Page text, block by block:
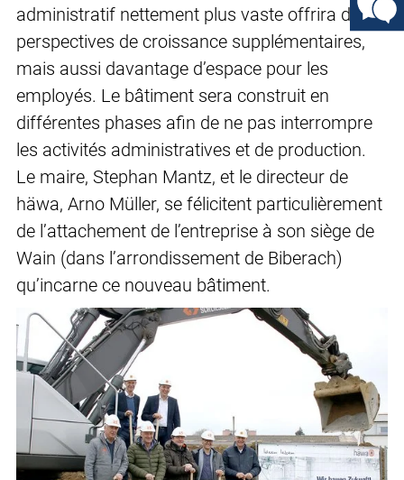
administratif nettement plus vaste offrira des
perspectives de croissance supplémentaires,
mais aussi davantage d’espace pour les
employés. Le bâtiment sera construit en
différentes phases afin de ne pas interrompre
les activités administratives et de production.
Le maire, Stephan Mantz, et le directeur de
häwa, Arno Müller, se félicitent particulièrement
de l’attachement de l’entreprise à son siège de
Wain (dans l’arrondissement de Biberach)
qu’incarne ce nouveau bâtiment.